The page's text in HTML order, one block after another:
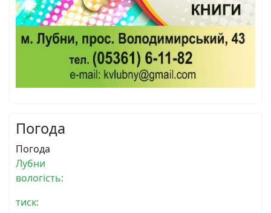
Погода
Погода
Лубни
вологість:
тиск: